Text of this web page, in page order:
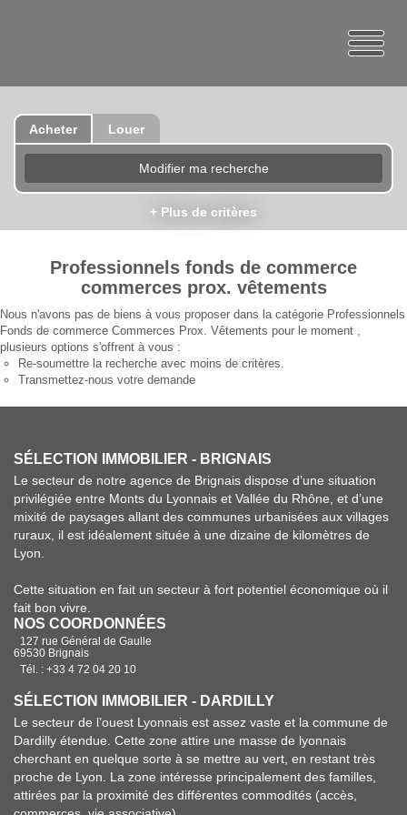
Acheter Louer
Modifier ma recherche
+ Plus de critères
Professionnels fonds de commerce
commerces prox. vêtements
Nous n'avons pas de biens à vous proposer dans la catégorie Professionnels
Fonds de commerce Commerces Prox. Vêtements pour le moment ,
plusieurs options s'offrent à vous :
Re-soumettre la recherche avec moins de critères.
Transmettez-nous votre demande
SÉLECTION IMMOBILIER - BRIGNAIS
Le secteur de notre agence de Brignais dispose d’une situation
privilégiée entre Monts du Lyonnais et Vallée du Rhône, et d’une
mixité de paysages allant des communes urbanisées aux villages
ruraux, il est idéalement située à une dizaine de kilomètres de
Lyon.
Cette situation en fait un secteur à fort potentiel économique où il
fait bon vivre.
NOS COORDONNÉES
127 rue Général de Gaulle
69530 Brignais
Tél. : +33 4 72 04 20 10
SÉLECTION IMMOBILIER - DARDILLY
Le secteur de l’ouest Lyonnais est assez vaste et la commune de
Dardilly étendue. Cette zone attire une masse de lyonnais
cherchant en quelque sorte à se mettre au vert, en restant très
proche de Lyon. La zone intéresse principalement des familles,
attirées par la proximité des différentes commodités (accès,